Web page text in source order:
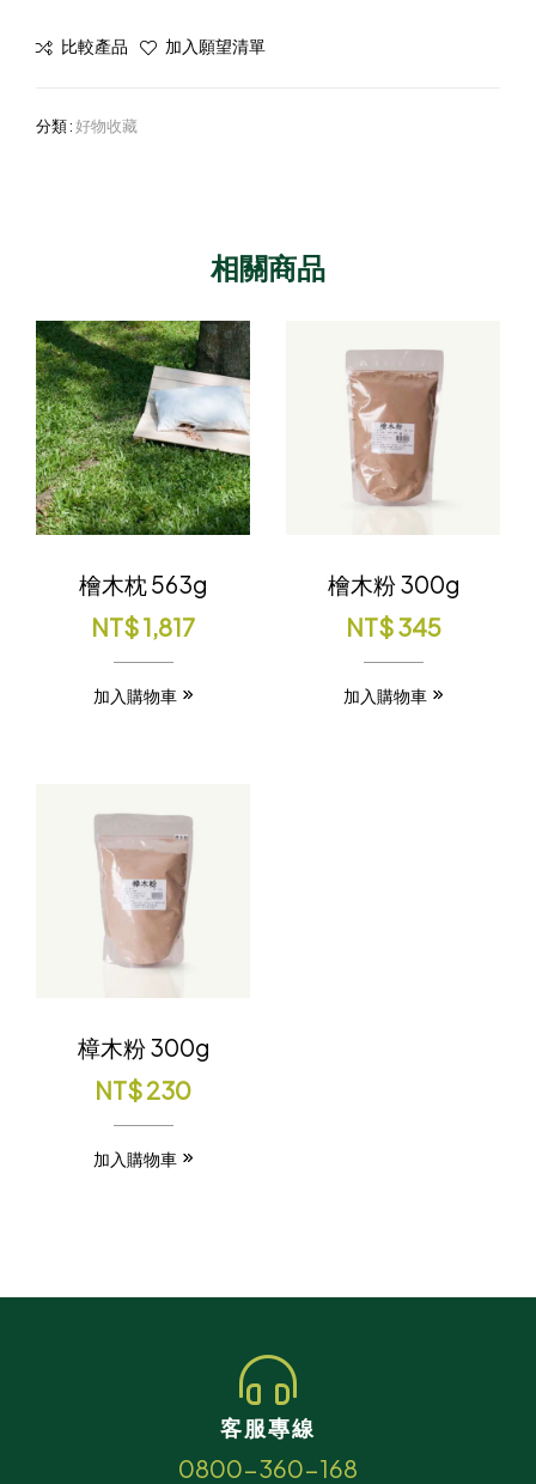
比較產品 加入願望清單
分類 : 好物收藏
相關商品
檜木枕 563g
NT$1,817
加入購物車
檜木粉 300g
NT$345
加入購物車
樟木粉 300g
NT$230
加入購物車
客服專線
0800-360-168